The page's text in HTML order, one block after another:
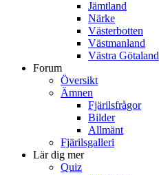
Jämtland
Närke
Västerbotten
Västmanland
Västra Götaland
Forum
Översikt
Ämnen
Fjärilsfrågor
Bilder
Allmänt
Fjärilsgalleri
Lär dig mer
Quiz